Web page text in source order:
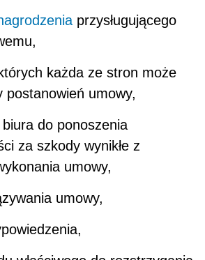
przysługującego
każda ze stron może
postanowień umowy,
do ponoszenia
za szkody wynikłe z
umowy,
umowy,